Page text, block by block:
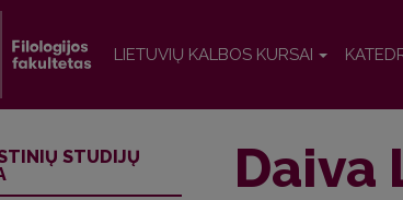
LIETUVIŲ KALBOS KURSAI
Daiva
STUDIJŲ